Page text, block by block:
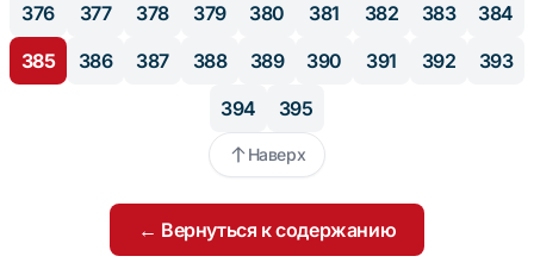
376 377 378 379 380 381 382 383
384
385
386 387 388 389 390 391 392
393
394
395
Наверх
← Вернуться к содержанию